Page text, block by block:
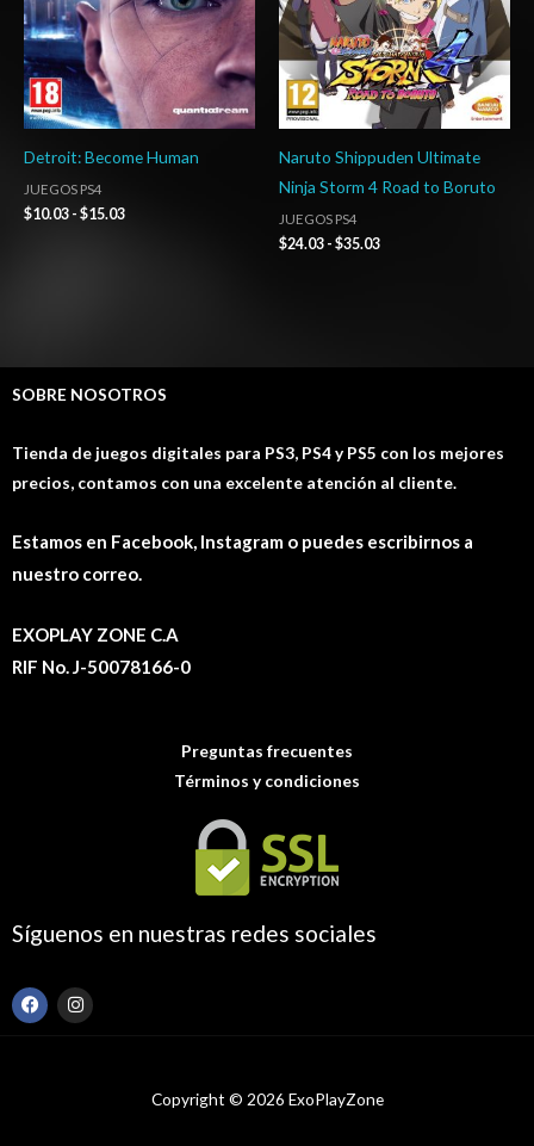
Detroit: Become Human
JUEGOS PS4
$10.03 - $15.03
Naruto Shippuden Ultimate
Ninja Storm 4 Road to Boruto
JUEGOS PS4
$24.03 - $35.03
SOBRE NOSOTROS
Tienda de juegos digitales para PS3, PS4 y PS5 con los mejores
precios, contamos con una excelente atención al cliente.
Estamos en Facebook, Instagram o puedes escribirnos a
nuestro correo.
EXOPLAY ZONE C.A
RIF No. J-50078166-0
Preguntas frecuentes
Términos y condiciones
Síguenos en nuestras redes sociales
F
a
c
I
n
s
Copyright © 2026 ExoPlayZone